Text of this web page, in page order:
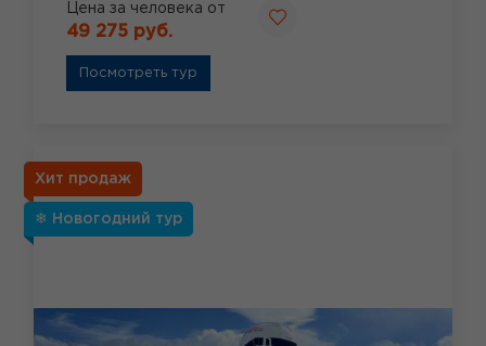
Цена за человека от
49 275 руб.
Посмотреть тур
Хит продаж
❄ Новогодний тур